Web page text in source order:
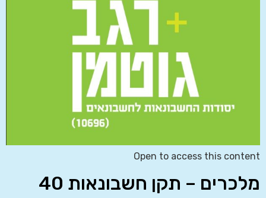
Open to access this content
מלכרים – תקן חשבונאות 40